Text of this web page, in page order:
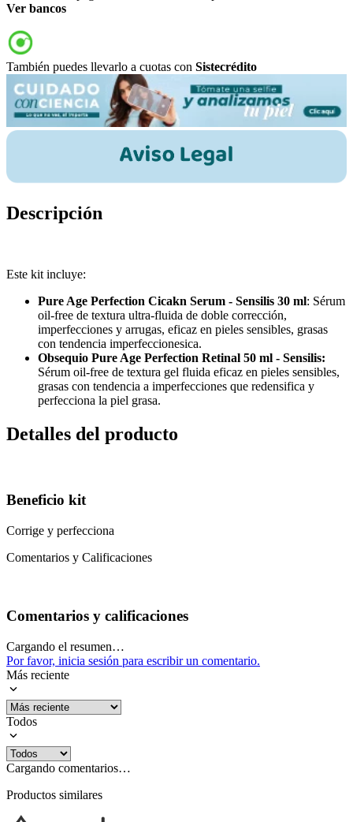
Ver bancos
También puedes llevarlo a cuotas con Sistecrédito
Descripción
Este kit incluye:
Pure Age Perfection Cicakn Serum - Sensilis 30 ml: Sérum
oil-free de textura ultra-fluida de doble corrección,
imperfecciones y arrugas, eficaz en pieles sensibles, grasas
con tendencia imperfeccionesica.
Obsequio Pure Age Perfection Retinal 50 ml - Sensilis:
Sérum oil-free de textura gel fluida eficaz en pieles sensibles,
grasas con tendencia a imperfecciones que redensifica y
perfecciona la piel grasa.
Detalles del producto
Beneficio kit
Corrige y perfecciona
Comentarios y Calificaciones
Comentarios y calificaciones
Cargando el resumen…
Por favor, inicia sesión para escribir un comentario.
Más reciente
Todos
Cargando comentarios…
Productos similares